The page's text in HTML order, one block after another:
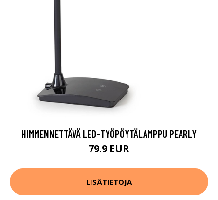
HIMMENNETTÄVÄ LED-TYÖPÖYTÄLAMPPU PEARLY
79.9 EUR
LISÄTIETOJA